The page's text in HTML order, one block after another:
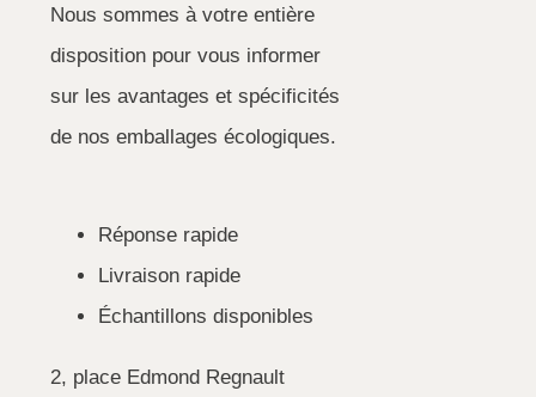
Nous sommes à votre entière
disposition pour vous informer
sur les avantages et spécificités
de nos emballages écologiques.
Réponse rapide
Livraison rapide
Échantillons disponibles
2, place Edmond Regnault